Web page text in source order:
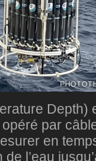
Depth)
par
en
l’eau